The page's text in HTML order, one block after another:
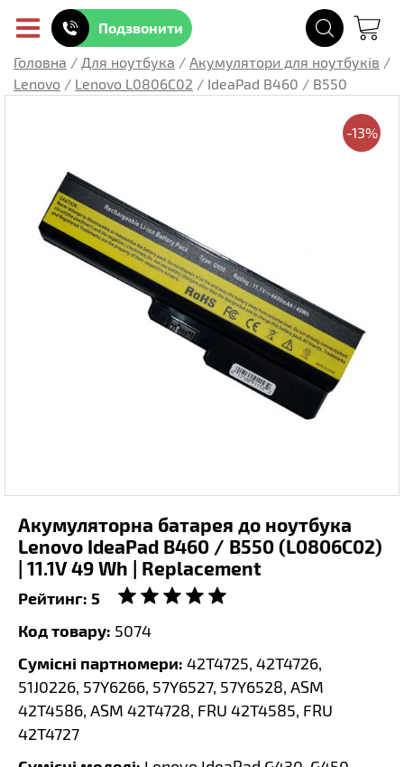
Подзвонити
Головна / Для ноутбука / Акумулятори для ноутбуків /
Lenovo / Lenovo L0806C02 / IdeaPad B460 / B550
-13%
Акумуляторна батарея до ноутбука
Lenovo IdeaPad B460 / B550 (L0806C02)
| 11.1V 49 Wh | Replacement
Рейтинг: 5
Код товару: 5074
Сумісні партномери: 42T4725, 42T4726,
51J0226, 57Y6266, 57Y6527, 57Y6528, ASM
42T4586, ASM 42T4728, FRU 42T4585, FRU
42T4727